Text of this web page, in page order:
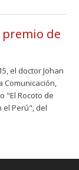
premio de
el doctor Johan
Comunicación,
"El Rocoto de
el Perú", del